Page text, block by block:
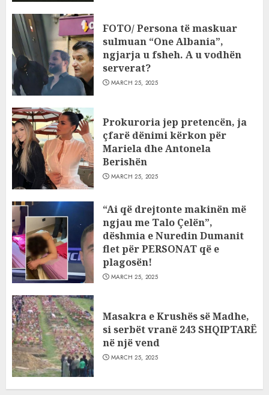
FOTO/ Persona të maskuar
sulmuan “One Albania”,
ngjarja u fsheh. A u vodhën
serverat?
MARCH 25, 2025
Prokuroria jep pretencën, ja
çfarë dënimi kërkon për
Mariela dhe Antonela
Berishën
MARCH 25, 2025
“Ai që drejtonte makinën më
ngjau me Talo Çelën”,
dëshmia e Nuredin Dumanit
flet për PERSONAT që e
plagosën!
MARCH 25, 2025
Masakra e Krushës së Madhe,
si serbët vranë 243 SHQIPTARË
në një vend
MARCH 25, 2025